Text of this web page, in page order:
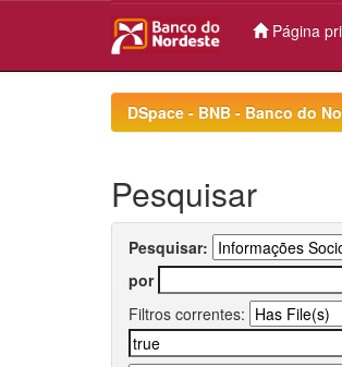
Página
DSpace - BNB - Banco do
Pesquisar
Pesquisar:
por
Filtros correntes: